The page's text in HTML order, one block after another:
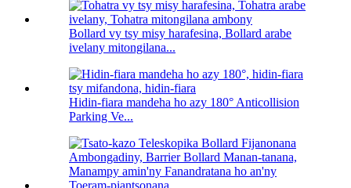
Bollard vy tsy misy harafesina, Bollard arabe
ivelany mitongilana...
Hidin-fiara mandeha ho azy 180° Anticollision
Parking Ve...